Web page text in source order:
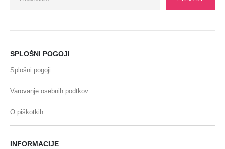
SPLOŠNI POGOJI
Splošni pogoji
Varovanje osebnih podtkov
O piškotkih
INFORMACIJE